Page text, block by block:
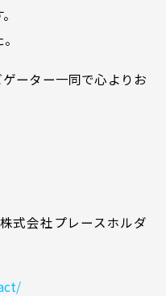
ーター一同で心よりお
式会社プレースホルダ